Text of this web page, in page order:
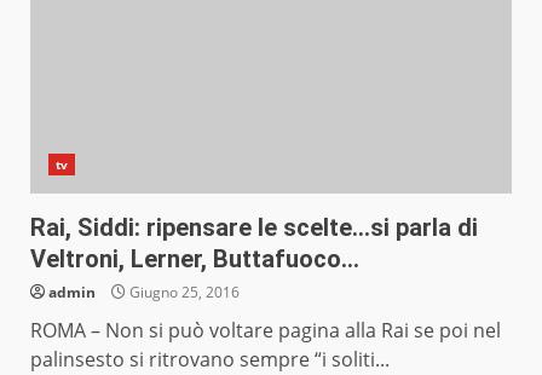
tv
Rai, Siddi: ripensare le scelte…si parla di
Veltroni, Lerner, Buttafuoco…
admin Giugno 25, 2016
ROMA – Non si può voltare pagina alla Rai se poi nel
palinsesto si ritrovano sempre “i soliti...